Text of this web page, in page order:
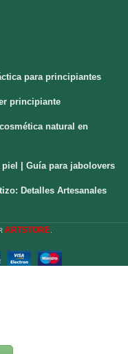
para principiantes
principiante
natural en
| Guía para jabolovers
Detalles Artesanales
ARTSTORE.